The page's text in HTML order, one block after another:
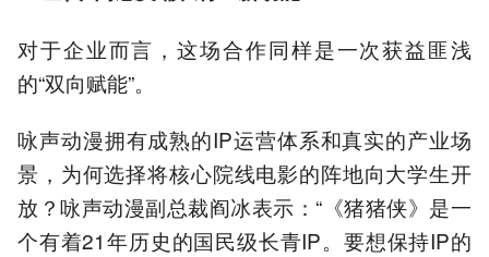
对于企业而言，这场合作同样是一次获益匪浅
的“双向赋能”。
咏声动漫拥有成熟的IP运营体系和真实的产业场
景，为何选择将核心院线电影的阵地向大学生开
放？咏声动漫副总裁阎冰表示：“《猪猪侠》是一
个有着21年历史的国民级长青IP。要想保持IP的